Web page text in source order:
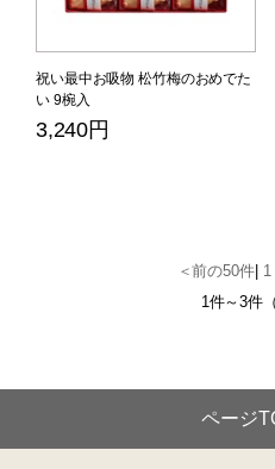
祝い最中お吸物 松竹梅のおめでた
い 9椀入
3,240円
＜前の50件| 1|
1件～3件
ページ